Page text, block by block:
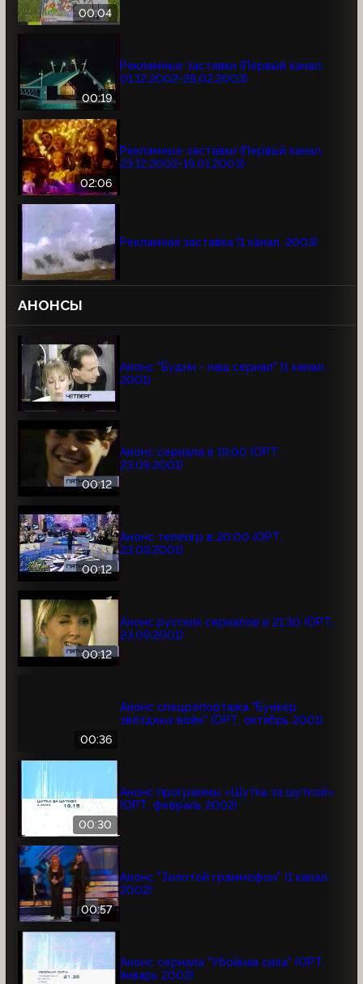
00:04
00:19
Рекламные заставки (Первый канал,
01.12.2002-28.02.2003)
02:06
Рекламные заставки (Первый канал,
23.12.2002-19.01.2003)
Рекламная заставка (1 канал, 2003)
АНОНСЫ
Анонс "Будни - наш сериал" (1 канал,
2001)
00:12
Анонс сериала в 19:00 (ОРТ,
23.09.2001)
00:12
Анонс телеигр в 20:00 (ОРТ,
23.09.2001)
00:12
Анонс русских сериалов в 21:30 (ОРТ,
23.09.2001)
00:36
Анонс спецрепортажа "Бункер
звёздных войн" (ОРТ, октябрь 2001)
00:30
Анонс программы «Шутка за шуткой»
(ОРТ, февраль 2002)
00:57
Анонс "Золотой граммофон" (1 канал,
2002)
Анонс сериала "Убойная сила" (ОРТ,
январь 2002)